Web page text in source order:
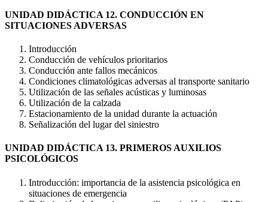
UNIDAD DIDÁCTICA 12. CONDUCCIÓN EN
SITUACIONES ADVERSAS
Introducción
Conducción de vehículos prioritarios
Conducción ante fallos mecánicos
Condiciones climatológicas adversas al transporte sanitario
Utilización de las señales acústicas y luminosas
Utilización de la calzada
Estacionamiento de la unidad durante la actuación
Señalización del lugar del siniestro
UNIDAD DIDÁCTICA 13. PRIMEROS AUXILIOS
PSICOLÓGICOS
Introducción: importancia de la asistencia psicológica en
situaciones de emergencia